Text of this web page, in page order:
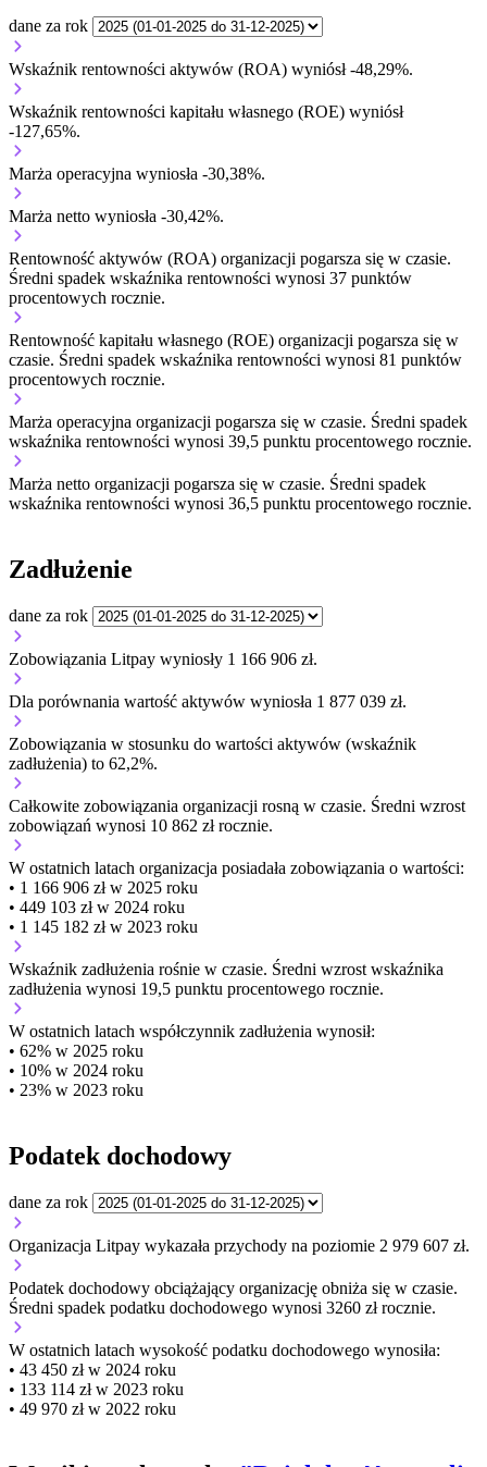
dane za rok
Wskaźnik rentowności aktywów (ROA) wyniósł -48,29%.
Wskaźnik rentowności kapitału własnego (ROE) wyniósł
-127,65%.
Marża operacyjna wyniosła -30,38%.
Marża netto wyniosła -30,42%.
Rentowność aktywów (ROA) organizacji pogarsza się w czasie.
Średni spadek wskaźnika rentowności wynosi 37 punktów
procentowych rocznie.
Rentowność kapitału własnego (ROE) organizacji pogarsza się w
czasie. Średni spadek wskaźnika rentowności wynosi 81 punktów
procentowych rocznie.
Marża operacyjna organizacji pogarsza się w czasie. Średni spadek
wskaźnika rentowności wynosi 39,5 punktu procentowego rocznie.
Marża netto organizacji pogarsza się w czasie. Średni spadek
wskaźnika rentowności wynosi 36,5 punktu procentowego rocznie.
Zadłużenie
dane za rok
Zobowiązania Litpay wyniosły 1 166 906 zł.
Dla porównania wartość aktywów wyniosła 1 877 039 zł.
Zobowiązania w stosunku do wartości aktywów (wskaźnik
zadłużenia) to 62,2%.
Całkowite zobowiązania organizacji rosną w czasie. Średni wzrost
zobowiązań wynosi 10 862 zł rocznie.
W ostatnich latach organizacja posiadała zobowiązania o wartości:
• 1 166 906 zł w 2025 roku
• 449 103 zł w 2024 roku
• 1 145 182 zł w 2023 roku
Wskaźnik zadłużenia rośnie w czasie. Średni wzrost wskaźnika
zadłużenia wynosi 19,5 punktu procentowego rocznie.
W ostatnich latach współczynnik zadłużenia wynosił:
• 62% w 2025 roku
• 10% w 2024 roku
• 23% w 2023 roku
Podatek dochodowy
dane za rok
Organizacja Litpay wykazała przychody na poziomie 2 979 607 zł.
Podatek dochodowy obciążający organizację obniża się w czasie.
Średni spadek podatku dochodowego wynosi 3260 zł rocznie.
W ostatnich latach wysokość podatku dochodowego wynosiła:
• 43 450 zł w 2024 roku
• 133 114 zł w 2023 roku
• 49 970 zł w 2022 roku